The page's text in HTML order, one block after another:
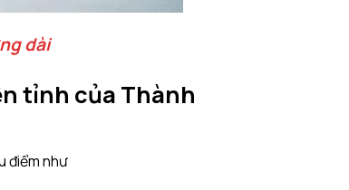
dài
tỉnh của Thành
điểm như